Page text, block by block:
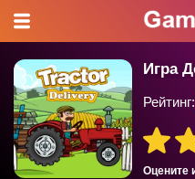
Игра
Оцените
Рейтинг: